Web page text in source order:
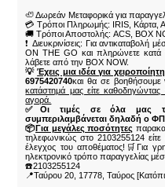
🦥 Δωρεάν Μεταφορικά για
💳 Τρόποι Πληρωμής: IRIS, Κάρτα,
🚚 Τρόποι Αποστολής: ACS, BOX
❗ Διευκρινίσεις: Για
ON THE GO και πληρώνετε
λάβετε από την BOX NOW.
💡Έχεις μια ιδέα για
6975420740και θα σε βοηθήσουμε
κατάστημά μας είτε
αγορά.
✅Οι τιμές σε όλα μας τα
συμπεριλαμβάνεται δηλαδή ο
📦 Για μεγάλες ποσότητες
τηλεφωνικώς στο 2103255124
έλεγχος του αποθέματος!🛒Για
ηλεκτρονικό τρόπο παραγγελίας
☎️2103255124
📍Ταύρου 20, 17778, Ταύρος